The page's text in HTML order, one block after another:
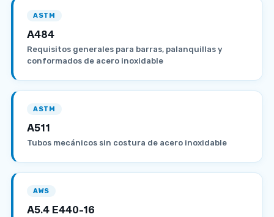
ASTM
A484
Requisitos generales para barras, palanquillas y
conformados de acero inoxidable
ASTM
A511
Tubos mecánicos sin costura de acero inoxidable
AWS
A5.4 E440-16